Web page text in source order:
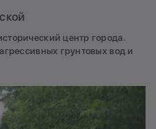
центр города.
грунтовых вод и